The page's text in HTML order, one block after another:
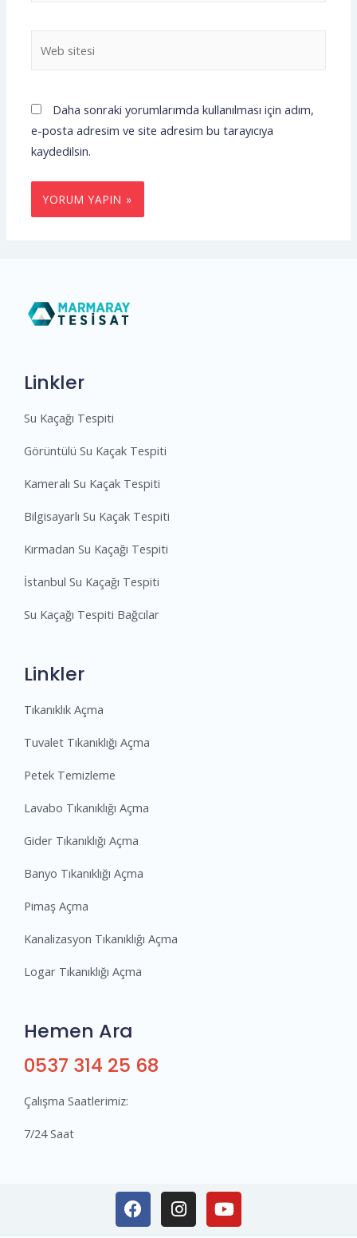
Daha sonraki yorumlarımda kullanılması için adım,
e-posta adresim ve site adresim bu tarayıcıya
kaydedilsin.
Linkler
Su Kaçağı Tespiti
Görüntülü Su Kaçak Tespiti
Kameralı Su Kaçak Tespiti
Bilgisayarlı Su Kaçak Tespiti
Kırmadan Su Kaçağı Tespiti
İstanbul Su Kaçağı Tespiti
Su Kaçağı Tespiti Bağcılar
Linkler
Tıkanıklık Açma
Tuvalet Tıkanıklığı Açma
Petek Temizleme
Lavabo Tıkanıklığı Açma
Gider Tıkanıklığı Açma
Banyo Tıkanıklığı Açma
Pimaş Açma
Kanalizasyon Tıkanıklığı Açma
Logar Tıkanıklığı Açma
Hemen Ara
0537 314 25 68
Çalışma Saatlerimiz:
7/24 Saat